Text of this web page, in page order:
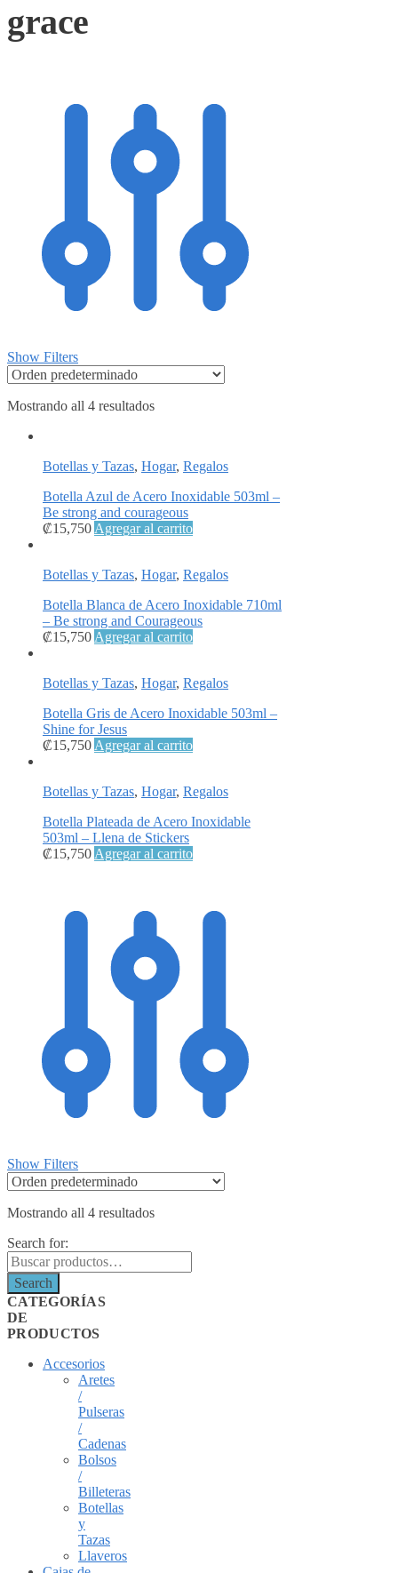
grace
Show Filters
Mostrando all 4 resultados
Botellas y Tazas, Hogar, Regalos
Botella Azul de Acero Inoxidable 503ml –
Be strong and courageous
₡15,750 Agregar al carrito
Botellas y Tazas, Hogar, Regalos
Botella Blanca de Acero Inoxidable 710ml
– Be strong and Courageous
₡15,750 Agregar al carrito
Botellas y Tazas, Hogar, Regalos
Botella Gris de Acero Inoxidable 503ml –
Shine for Jesus
₡15,750 Agregar al carrito
Botellas y Tazas, Hogar, Regalos
Botella Plateada de Acero Inoxidable
503ml – Llena de Stickers
₡15,750 Agregar al carrito
Show Filters
Mostrando all 4 resultados
Search for:
Search
CATEGORÍAS
DE
PRODUCTOS
Accesorios
Aretes
/
Pulseras
/
Cadenas
Bolsos
/
Billeteras
Botellas
y
Tazas
Llaveros